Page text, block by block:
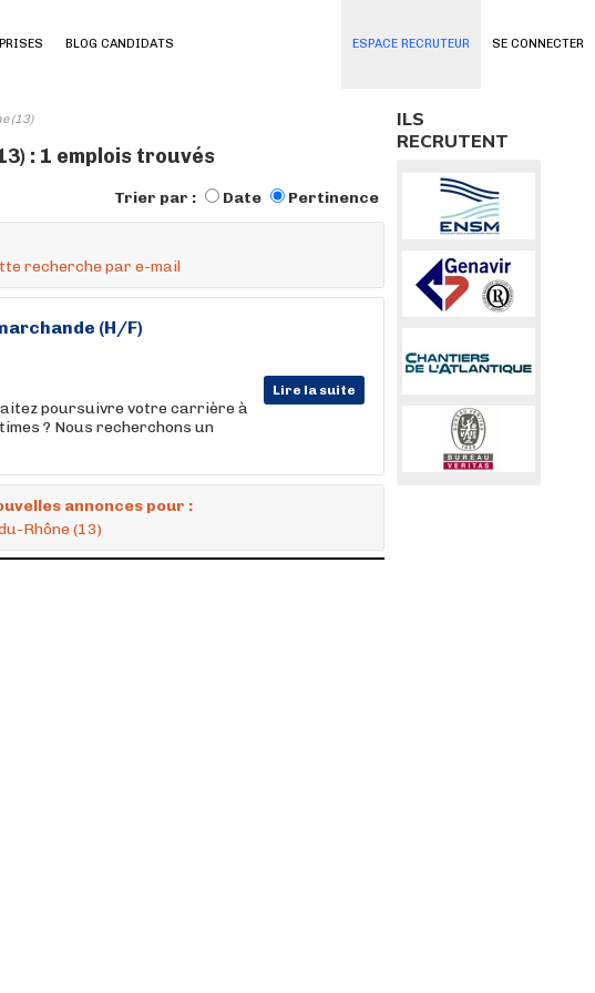
SE CONNECTER
BLOG CANDIDATS ESPACE RECRUTEUR
(13)
: 1 emplois trouvés
Trier par : Date Pertinence
recherche par e-mail
(H/F)
Lire la suite
poursuivre votre carrière à
? Nous recherchons un
annonces pour :
Rhône (13)
ILS
RECRUTENT